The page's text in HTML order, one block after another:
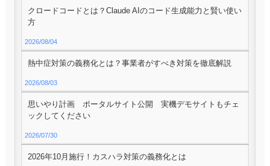
クロードコードとは？Claude AIのコード生成能力と賢い使い
方
2026/08/04
熱中症対策の義務化とは？事業者がすべき対策を徹底解説
2026/08/03
思いやり計画 ポータルサイト公開 実機デモサイトもチェ
ックしてください
2026/07/30
2026年10月施行！カスハラ対策の義務化とは